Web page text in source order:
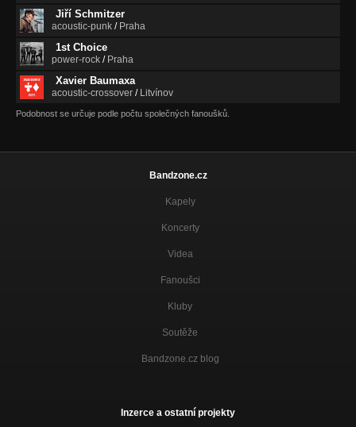
Jiří Schmitzer
acoustic-punk / Praha
1st Choice
power-rock / Praha
Xavier Baumaxa
acoustic-crossover / Litvínov
Podobnost se určuje podle počtu společných fanoušků.
Bandzone.cz
Kapely
Koncerty
Videa
Fanoušci
Kluby
Soutěže
Bandzone.cz blog
Inzerce a ostatní projekty